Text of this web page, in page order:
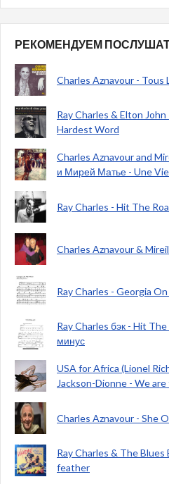
РЕКОМЕНДУЕМ
Charles Aznavour - Tous
Ray Charles & Elton
Hardest Word
Charles Aznavour and
и Мирей Матье - Une
Ray Charles - Hit The
Charles Aznavour &
Ray Charles - Georgia
Ray Charles бэк - Hit
минус
USA for Africa (Lionel
Jackson-Dionne - We
Charles Aznavour - She
Ray Charles & The
feather